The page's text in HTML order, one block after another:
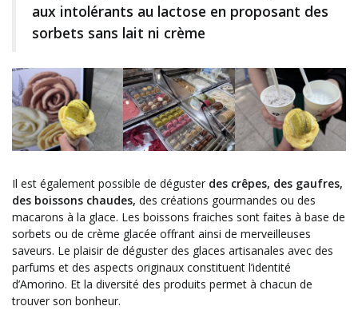
aux intolérants au lactose en proposant des
sorbets sans lait ni crème
Il est également possible de déguster des crêpes, des gaufres,
des boissons chaudes, des créations gourmandes ou des
macarons à la glace. Les boissons fraiches sont faites à base de
sorbets ou de crème glacée offrant ainsi de merveilleuses
saveurs. Le plaisir de déguster des glaces artisanales avec des
parfums et des aspects originaux constituent l’identité
d’Amorino. Et la diversité des produits permet à chacun de
trouver son bonheur.